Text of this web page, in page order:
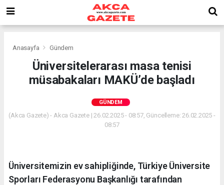
Anasayfa Gündem
Üniversitelerarası masa tenisi
müsabakaları MAKÜ’de başladı
GÜNDEM
(Akca Gazete) - Akca Gazete | 26.02.2025 - 08:57, Güncelleme: 26.02.2025 -
08:57
Üniversitemizin ev sahipliğinde, Türkiye Üniversite
Sporları Federasyonu Başkanlığı tarafından